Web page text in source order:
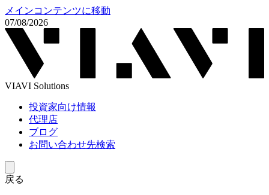
メインコンテンツに移動
07/08/2026
VIAVI Solutions
投資家向け情報
代理店
ブログ
お問い合わせ先検索
戻る